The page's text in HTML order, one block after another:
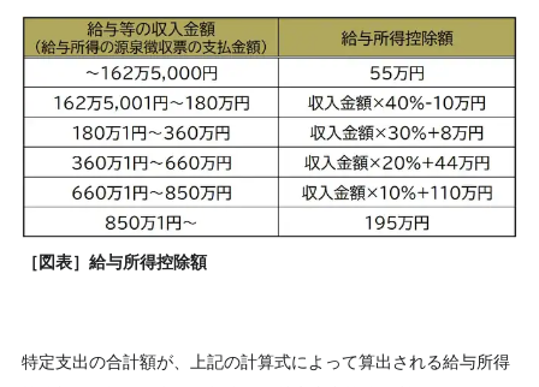
［図表］給与所得控除額
特定支出の合計額が、上記の計算式によって算出される給与所得